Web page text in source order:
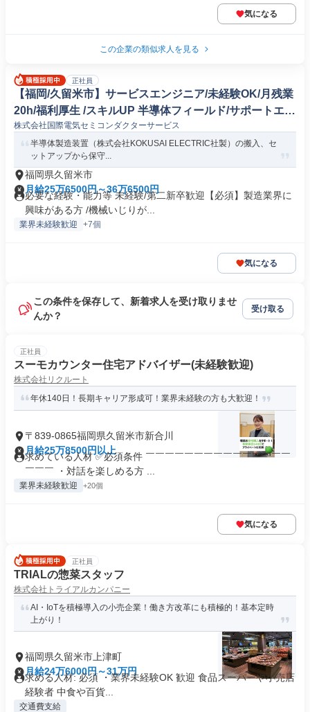
気になる
この企業の類似求人を見る
正社員
【福岡/久留米市】サービスエンジニア/未経験OK/月残業
20h/福利厚生 /スキルUP 半導体フィールド/サポートエン
ジニア
株式会社国際電気セミコンダクターサービス
半導体製造装置（株式会社KOKUSAI ELECTRIC社製）の搬入、セ
ットアップから保守...
福岡県久留米市
月給25万6500円～36万6500円
必要な経験・能力等 未経験/第二新卒歓迎【必須】製造業界に
興味がある方 /機械いじりが...
業界未経験歓迎 +7個
気になる
この条件を保存して、新着求人を受け取りませ
んか？
受け取る
正社員
スーモカウンター住宅アドバイザー(未経験歓迎)
株式会社リクルート
年休140日！長期キャリア形成可！業界未経験の方も大歓迎！
〒839-0865福岡県久留米市新合川
月給25万8500円以上
求めている人材 ✅必須条件 ￣￣￣￣￣￣￣￣￣￣￣￣￣￣￣
￣￣￣ ・対話を楽しめる方 ...
業界未経験歓迎 +20個
気になる
正社員
TRIALの惣菜スタッフ
株式会社トライアルカンパニー
AI・IoTを積極導入の小売企業！働き方改革にも積極的！基本定時
上がり！
福岡県久留米市上津町
月給24万6000円～31万円
求める人材: 必須 ・業界未経験OK 歓迎 食品スーパーや小売店
経験者 中食や百貨...
交通費支給